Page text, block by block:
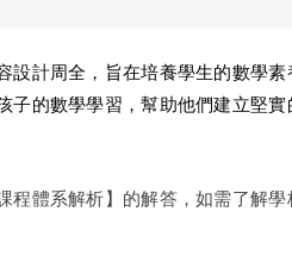
設計周全，旨在培養學生的數學
子的數學學習，幫助他們建立堅
程體系解析】的解答，如需了解